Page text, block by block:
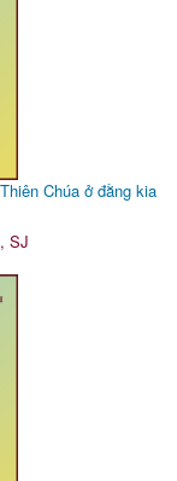
Chúa ở đằng kia
SJ